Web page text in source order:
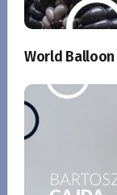
World Balloon